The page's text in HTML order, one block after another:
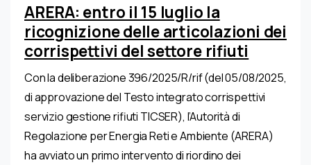
ARERA: entro il 15 luglio la
ricognizione delle articolazioni dei
corrispettivi del settore rifiuti
Con la deliberazione 396/2025/R/rif (del 05/08/2025,
di approvazione del Testo integrato corrispettivi
servizio gestione rifiuti TICSER), l’Autorità di
Regolazione per Energia Reti e Ambiente (ARERA)
ha avviato un primo intervento di riordino dei